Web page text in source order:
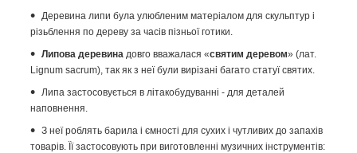
Деревина липи була улюбленим матеріалом для скульптур і
різьблення по дереву за часів пізньої готики.
Липова деревина довго вважалася «святим деревом» (лат.
Lignum sacrum), так як з неї були вирізані багато статуї святих.
Липа застосовується в літакобудуванні - для деталей
наповнення.
З неї роблять барила і ємності для сухих і чутливих до запахів
товарів. Її застосовують при виготовленні музичних інструментів: